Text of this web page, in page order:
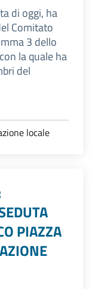
di oggi, ha
Comitato
3 dello
la quale ha
del
locale
PIAZZA